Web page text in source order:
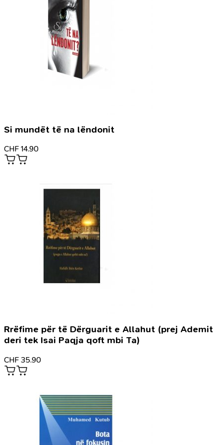
Si mundët të na lëndonit
CHF 14.90
Rrëfime për të Dërguarit e Allahut (prej Ademit
deri tek Isai Paqja qoft mbi Ta)
CHF 35.90